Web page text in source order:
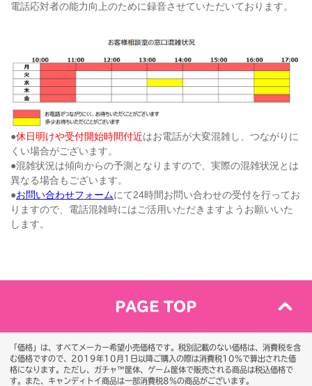
電話応対者の能力向上のために録音させていただいております。
●休日明けや受付開始時間付近はお電話が大変混雑し、つながりに
くい場合がございます。
●混雑状況は傾向からの予測となりますので、実際の混雑状況とは
異なる場合もございます。
●お問い合わせフォームにて24時間お問い合わせの受付を行ってお
りますので、電話混雑時にはご活用いただきますようお願いいた
します。
PAGE TOP
「価格」は、すべてメーカー希望小売価格です。税別記載のない価格は、消費税を含
む価格ですので、2019年10月1日以降ご購入の際は消費税10％で算出された価
格になります。 ただし、ガチャ™筐体、ゲーム筐体で販売される商品は税込価格で
す。また、キャンディトイ商品は一部消費税8％の商品がございます。